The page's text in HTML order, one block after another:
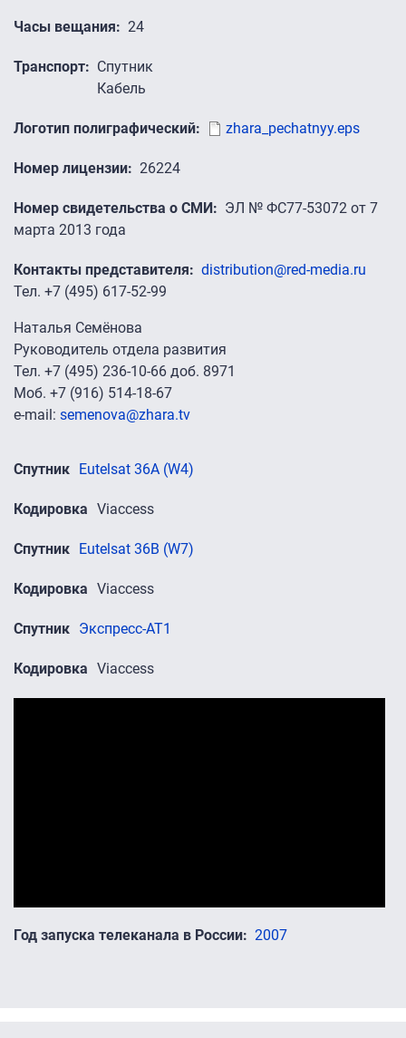
Часы вещания 24
Транспорт
Спутник
Кабель
Логотип полиграфический zhara_pechatnyy.eps
Номер лицензии 26224
Номер свидетельства о СМИ
ЭЛ № ФС77-53072 от 7
марта 2013 года
Контакты представителя
distribution@red-media.ru
Тел. +7 (495) 617-52-99
Наталья Семёнова
Руководитель отдела развития
Тел. +7 (495) 236-10-66 доб. 8971
Моб. +7 (916) 514-18-67
e-mail: semenova@zhara.tv
Спутник Eutelsat 36A (W4)
Кодировка Viaccess
Спутник Eutelsat 36B (W7)
Кодировка Viaccess
Спутник Экспресс-АТ1
Кодировка Viaccess
Год запуска телеканала в России 2007